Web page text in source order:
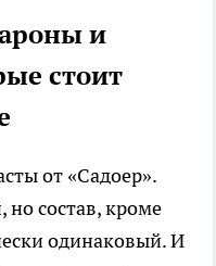
и
стоит
от «Садоер».
состав, кроме
одинаковый. И